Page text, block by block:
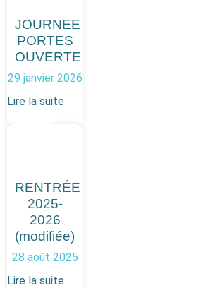
JOURNEE
PORTES
OUVERTE
29 janvier 2026
Lire la suite
RENTRÉE
2025-
2026
(modifiée)
28 août 2025
Lire la suite